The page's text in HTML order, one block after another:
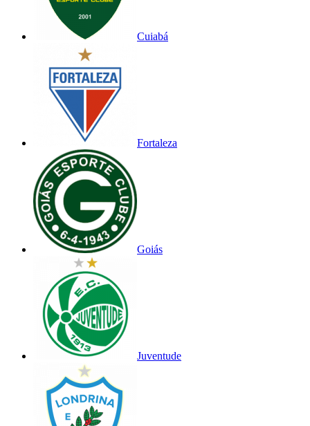
Cuiabá
Fortaleza
Goiás
Juventude